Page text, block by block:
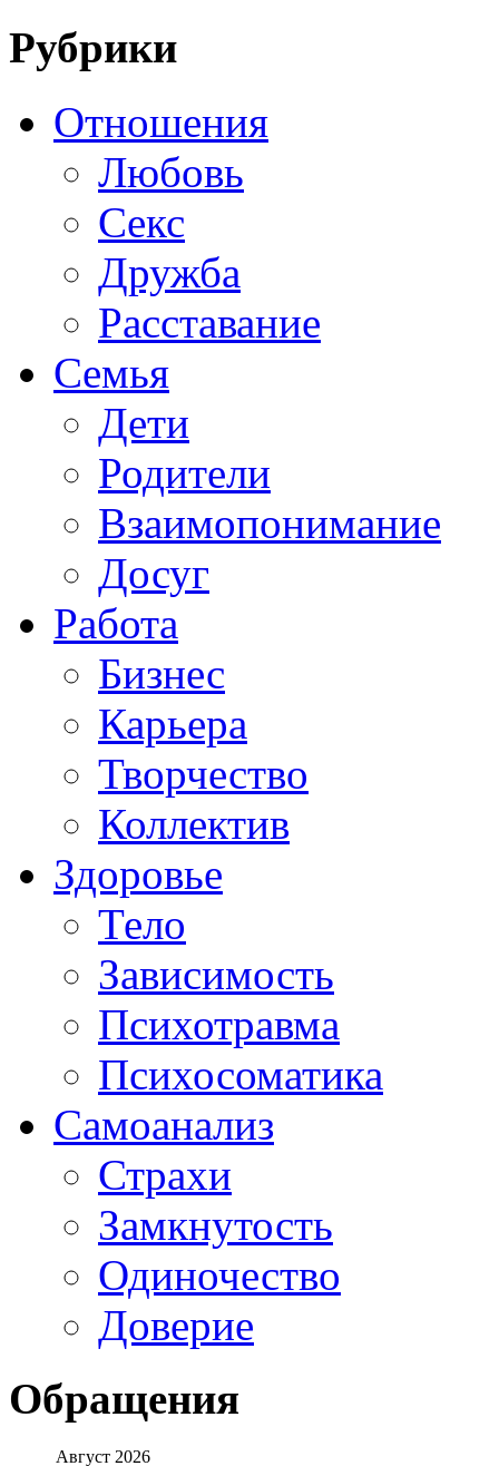
Рубрики
Отношения
Любовь
Секс
Дружба
Расставание
Семья
Дети
Родители
Взаимопонимание
Досуг
Работа
Бизнес
Карьера
Творчество
Коллектив
Здоровье
Тело
Зависимость
Психотравма
Психосоматика
Самоанализ
Страхи
Замкнутость
Одиночество
Доверие
Обращения
Август 2026